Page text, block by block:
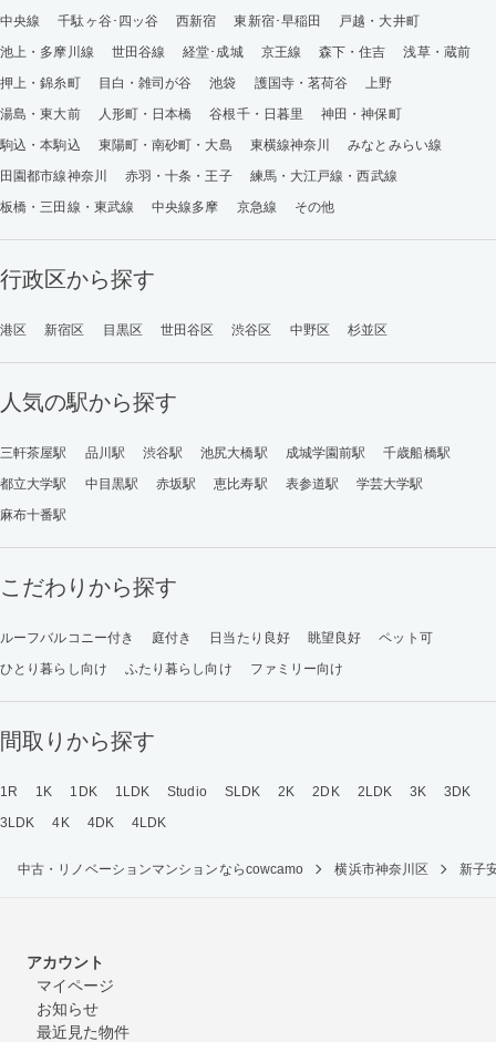
中央線
千駄ヶ谷･四ッ谷 西新宿 東新宿･早稲田
戸越・大井町
池上・多摩川線
世田谷線 経堂･成城 京王線 森下・住吉
浅草・蔵前
押上・錦糸町
目白・雑司が谷 池袋 護国寺・茗荷谷
上野
湯島・東大前
人形町・日本橋 谷根千・日暮里
神田・神保町
駒込・本駒込
東陽町・南砂町・大島 東横線神奈川
みなとみらい線
田園都市線神奈川
赤羽・十条・王子
練馬・大江戸線・西武線
板橋・三田線・東武線
中央線多摩 京急線 その他
行政区から探す
港区 新宿区 目黒区 世田谷区 渋谷区 中野区 杉並区
人気の駅から探す
三軒茶屋駅 品川駅 渋谷駅 池尻大橋駅 成城学園前駅
千歳船橋駅
都立大学駅
中目黒駅 赤坂駅 恵比寿駅 表参道駅
学芸大学駅
麻布十番駅
こだわりから探す
ルーフバルコニー付き 庭付き 日当たり良好 眺望良好
ペット可
ひとり暮らし向け
ふたり暮らし向け ファミリー向け
間取りから探す
1R 1K 1DK 1LDK Studio SLDK 2K 2DK 2LDK 3K
3DK
3LDK
4K 4DK 4LDK
中古・リノベーションマンションならcowcamo 横浜市神奈川区 新子
アカウント
マイページ
お知らせ
最近見た物件